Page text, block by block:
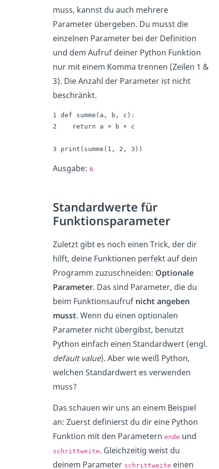
muss, kannst du auch mehrere
Parameter übergeben. Du musst die
einzelnen Parameter bei der Definition
und dem Aufruf deiner Python Funktion
nur mit einem Komma trennen (Zeilen 1 &
3). Die Anzahl der Parameter ist nicht
beschränkt.
1 def summe(a, b, c):
2    return a + b + c
3 print(summe(1, 2, 3))
Ausgabe: 6
Standardwerte für
Funktionsparameter
Zuletzt gibt es noch einen Trick, der dir
hilft, deine Funktionen perfekt auf dein
Programm zuzuschneiden: Optionale
Parameter. Das sind Parameter, die du
beim Funktionsaufruf nicht angeben
musst. Wenn du einen optionalen
Parameter nicht übergibst, benutzt
Python einfach einen Standardwert (engl.
default value). Aber wie weiß Python,
welchen Standardwert es verwenden
muss?
Das schauen wir uns an einem Beispiel
an: Zuerst definierst du dir eine Python
Funktion mit den Parametern ende und
schrittweite. Gleichzeitig weist du
deinem Parameter schrittweite einen